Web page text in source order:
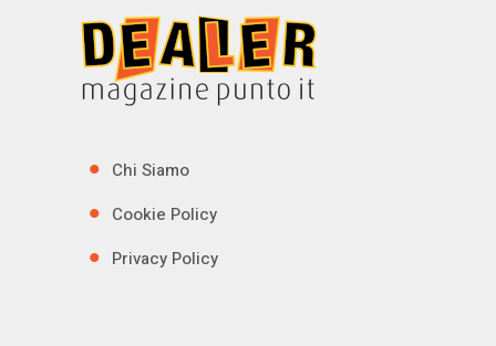
Chi Siamo
Cookie Policy
Privacy Policy